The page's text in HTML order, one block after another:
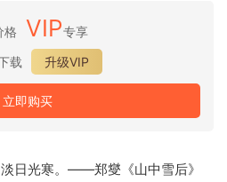
配备了深度调制和一系列创意效
你结构化的不可预测性，以及无
那些不断演变、变化和带来惊喜
之间的关系以可视化的方式呈
格 VIP专享
载
升级VIP
立即购买
日光寒。——郑燮《山中雪后》